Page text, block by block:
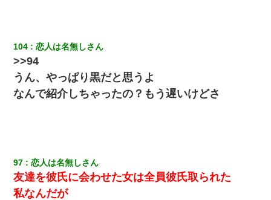
104 恋人は名無しさん
>>94
うん、やっぱり黒だと思うよ
なんで紹介しちゃったの？もう遅いけどさ
97 恋人は名無しさん
友達を彼氏に会わせた女は全員彼氏取られた
私なんだが